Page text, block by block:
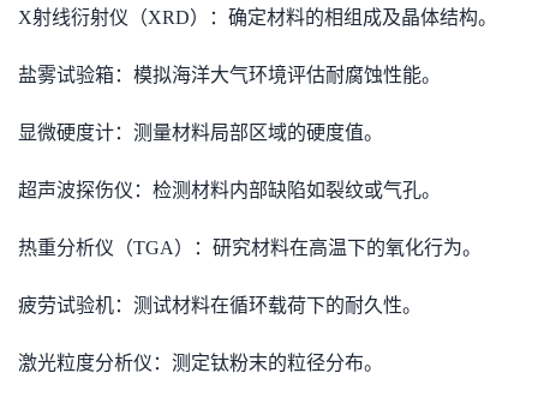
X射线衍射仪（XRD）：确定材料的相组成及晶体结构。
盐雾试验箱：模拟海洋大气环境评估耐腐蚀性能。
显微硬度计：测量材料局部区域的硬度值。
超声波探伤仪：检测材料内部缺陷如裂纹或气孔。
热重分析仪（TGA）：研究材料在高温下的氧化行为。
疲劳试验机：测试材料在循环载荷下的耐久性。
激光粒度分析仪：测定钛粉末的粒径分布。